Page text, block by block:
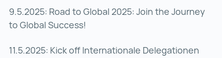
9.5.2025: Road to Global 2025: Join the Journey
to Global Success!
11.5.2025: Kick off Internationale Delegationen